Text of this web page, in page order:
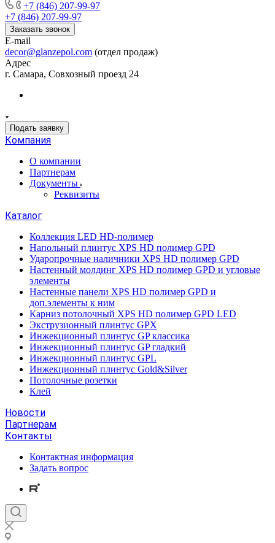
+7 (846) 207-99-97
+7 (846) 207-99-97
Заказать звонок
E-mail
decor@glanzepol.com (отдел продаж)
Адрес
г. Самара, Совхозный проезд 24
Подать заявку
Компания
О компании
Партнерам
Документы
Реквизиты
Каталог
Коллекция LED HD-полимер
Напольный плинтус XPS HD полимер GPD
Ударопрочные наличники XPS HD полимер GPD
Настенный молдинг XPS HD полимер GPD и угловые
элементы
Настенные панели XPS HD полимер GPD и
доп.элементы к ним
Карниз потолочный XPS HD полимер GPD LED
Экструзионный плинтус GPX
Инжекционный плинтус GP классика
Инжекционный плинтус GP гладкий
Инжекционный плинтус GPL
Инжекционный плинтус Gold&Silver
Потолочные розетки
Клей
Новости
Партнерам
Контакты
Контактная информация
Задать вопрос